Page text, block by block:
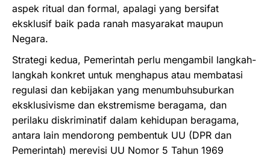
aspek ritual dan formal, apalagi yang bersifat
eksklusif baik pada ranah masyarakat maupun
Negara.
Strategi kedua, Pemerintah perlu mengambil langkah-
langkah konkret untuk menghapus atau membatasi
regulasi dan kebijakan yang menumbuhsuburkan
eksklusivisme dan ekstremisme beragama, dan
perilaku diskriminatif dalam kehidupan beragama,
antara lain mendorong pembentuk UU (DPR dan
Pemerintah) merevisi UU Nomor 5 Tahun 1969